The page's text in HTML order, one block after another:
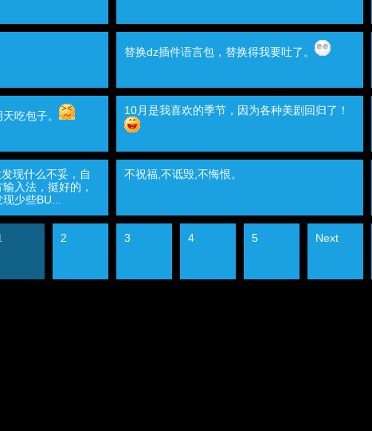
替换dz插件语言包，替换得我要吐了。
吃包子。 10月是我喜欢的季节，因为各种美剧回归了！
现什么不妥，自
入法，挺好的，
少些BU...
不祝福,不诋毁,不悔恨。
2 3 4 5 Next